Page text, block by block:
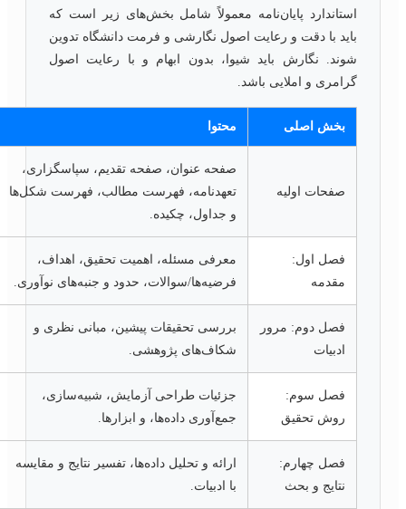
استاندارد پایان‌نامه معمولاً شامل بخش‌های زیر است که
باید با دقت و رعایت اصول نگارشی و فرمت دانشگاه تدوین
شوند. نگارش باید شیوا، بدون ابهام و با رعایت اصول
گرامری و املایی باشد.
بخش اصلی محتوا
صفحات اولیه
صفحه عنوان، صفحه تقدیم، سپاسگزاری،
تعهدنامه، فهرست مطالب، فهرست شکل‌ها
و جداول، چکیده.
فصل اول:
مقدمه
معرفی مسئله، اهمیت تحقیق، اهداف،
فرضیه‌ها/سوالات، حدود و جنبه‌های نوآوری.
فصل دوم: مرور
ادبیات
بررسی تحقیقات پیشین، مبانی نظری و
شکاف‌های پژوهشی.
فصل سوم:
روش تحقیق
جزئیات طراحی آزمایش، شبیه‌سازی،
جمع‌آوری داده‌ها، و ابزارها.
فصل چهارم:
نتایج و بحث
ارائه و تحلیل داده‌ها، تفسیر نتایج و مقایسه
با ادبیات.